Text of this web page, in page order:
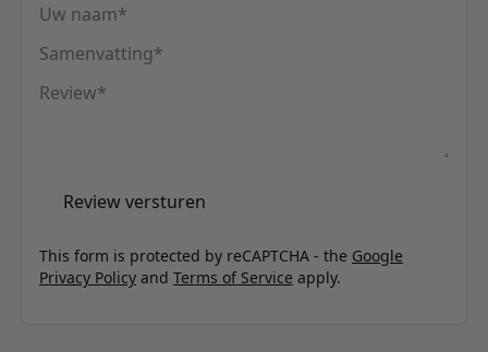
Uw naam
Samenvatting
Review
Review versturen
This form is protected by reCAPTCHA - the Google
Privacy Policy and Terms of Service apply.